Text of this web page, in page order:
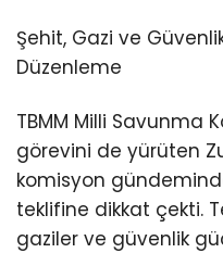
Şehit, Gazi ve
Düzenleme
TBMM Milli Savunma
görevini de yürüten
komisyon
teklifine dikkat çekti.
gaziler ve güvenlik